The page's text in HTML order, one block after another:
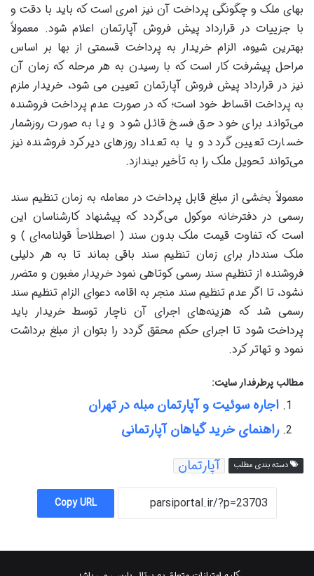
بهای ملک و چگونگی پرداخت آن نیز امری است که باید با دقت و
با جزییات در قرارداد پیش فروش آپارتمان اعلام شود. معمولاً
بهترین شیوه، الزام خریدار به پرداخت قسمتی از بها بر اساس
مراحل پیشرفت کار است که با رسیدن به هر مرحله که زمان آن
نیز در قرارداد پیش فروش آپارتمان تعیین می شود، خریدار ملزم
به پرداخت اقساط خود است؛ که در صورت عدم پرداخت فروشنده
می‌تواند برای خود حق فسخ قائل شود و یا به صورت روزشمار
خسارت تعیین گردد و یا به تعداد روزهای دیرکرد فروشنده نیز
می‌تواند تحویل ملک را به تأخیر بیندازد.
معمولاً بخشی از مبلغ قابل پرداخت در معامله به زمان تنظیم سند
رسمی در دفترخانه موکول می‌گردد که پیشنهاد کارشناسان این
است که تفاوت قیمت ملک بدون سند ( اصطلاحاً قولنامه‌ای ) و
ملک سنددار برای زمان تنظیم سند باقی بماند تا به هر دلیلی
فروشنده از تنظیم سند رسمی کوتاهی نمود خریدار مغبون و متضرر
نشود، تا اگر عدم تنظیم سند منجر به اقامه دعوای الزام تنظیم سند
رسمی شد که هزینه‌های اجرای آن ناچار توسط خریدار باید
پرداخت شود تا اجرای حکم محقق گردد را بتوان از مبلغ برداشت
نمود و تهاتر کرد.
مطالب پرطرفدار سایت:
اجاره سوئیت و آپارتمان مبله در تهران
راهنمای خرید گیاهان آپارتمانی
دسته بندی مطلب آپارتمان
Copy URL